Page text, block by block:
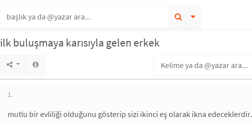
ilk buluşmaya karısıyla gelen erkek
1.
mutlu bir evliliği olduğunu gösterip sizi ikinci eş olarak ikna edeceklerdir.